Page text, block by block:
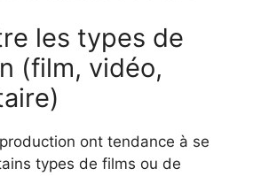
les types de
(film, vidéo,
ont tendance à se
types de films ou de